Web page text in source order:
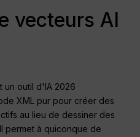
vecteurs AI
un outil d'IA 2026
XML pur pour créer des
au lieu de dessiner des
permet à quiconque de